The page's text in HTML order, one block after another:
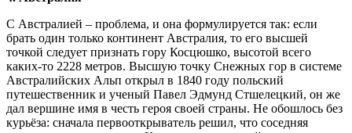
С Австралией – проблема, и она формулируется так: если
брать один только континент Австралия, то его высшей
точкой следует признать гору Косцюшко, высотой всего
каких-то 2228 метров. Высшую точку Снежных гор в системе
Австралийских Альп открыл в 1840 году польский
путешественник и ученый Павел Эдмунд Стшелецкий, он же
дал вершине имя в честь героя своей страны. Не обошлось без
курьёза: сначала первооткрыватель решил, что соседняя